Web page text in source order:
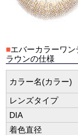
■エバーカラーワ
ラウンの仕様
カラー名(カラー)
レンズタイプ
DIA
着色直径